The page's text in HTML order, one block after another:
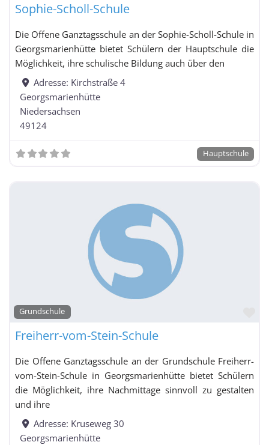
Sophie-Scholl-Schule
Die Offene Ganztagsschule an der Sophie-Scholl-Schule in
Georgsmarienhütte bietet Schülern der Hauptschule die
Möglichkeit, ihre schulische Bildung auch über den
Adresse: Kirchstraße 4
Georgsmarienhütte
Niedersachsen
49124
Hauptschule
Grundschule
Freiherr-vom-Stein-Schule
Die Offene Ganztagsschule an der Grundschule Freiherr-
vom-Stein-Schule in Georgsmarienhütte bietet Schülern
die Möglichkeit, ihre Nachmittage sinnvoll zu gestalten
und ihre
Adresse: Kruseweg 30
Georgsmarienhütte